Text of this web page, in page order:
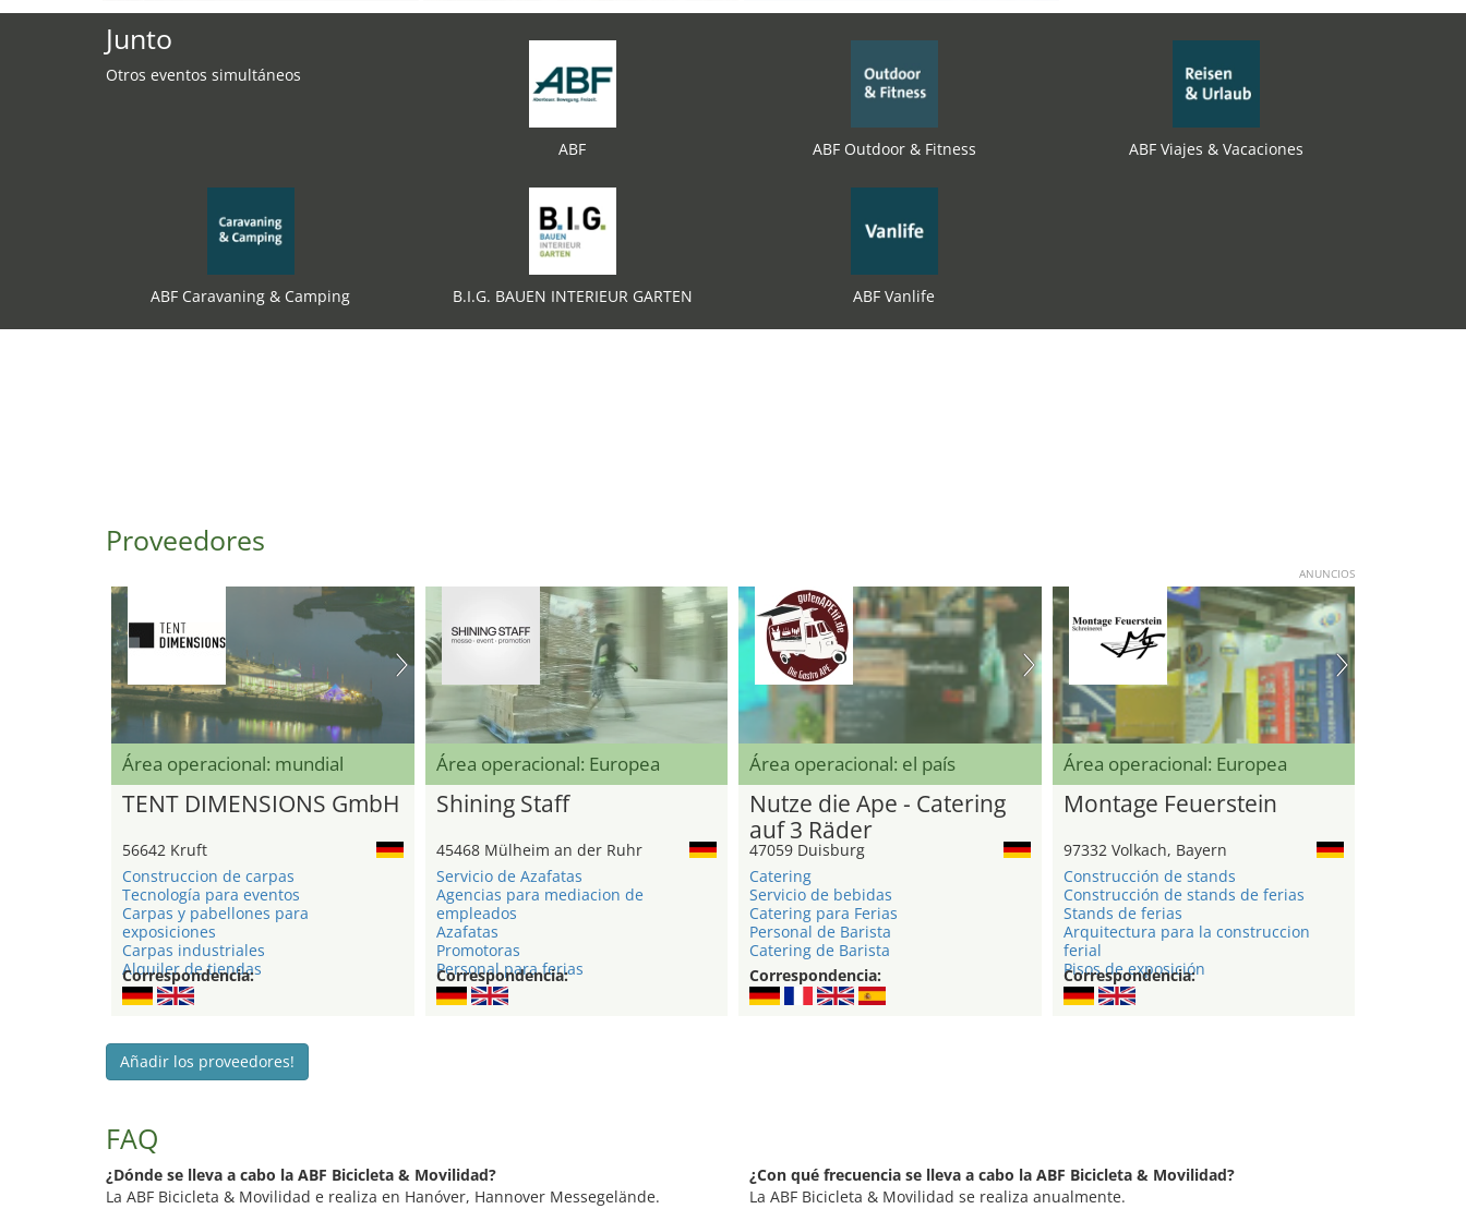
Junto
Otros eventos simultáneos
ABF ABF Outdoor & Fitness ABF Viajes & Vacaciones
ABF Caravaning & Camping B.I.G. BAUEN INTERIEUR GARTEN ABF Vanlife
Proveedores
ANUNCIOS
Área operacional: mundial
TENT DIMENSIONS GmbH
56642 Kruft
Construccion de carpas
Tecnología para eventos
Carpas y pabellones para
exposiciones
Carpas industriales
Alquiler de tiendas
Correspondencia:
Área operacional: Europea
Shining Staff
45468 Mülheim an der Ruhr
Servicio de Azafatas
Agencias para mediacion de
empleados
Azafatas
Promotoras
Personal para ferias
Correspondencia:
Área operacional: el país
Nutze die Ape - Catering
auf 3 Räder
47059 Duisburg
Catering
Servicio de bebidas
Catering para Ferias
Personal de Barista
Catering de Barista
Correspondencia:
Área operacional: Europea
Montage Feuerstein
97332 Volkach, Bayern
Construcción de stands
Construcción de stands de ferias
Stands de ferias
Arquitectura para la construccion
ferial
Pisos de exposición
Correspondencia:
Añadir los proveedores!
FAQ
¿Dónde se lleva a cabo la ABF Bicicleta & Movilidad?
La ABF Bicicleta & Movilidad e realiza en Hanóver, Hannover Messegelände.
¿Con qué frecuencia se lleva a cabo la ABF Bicicleta & Movilidad?
La ABF Bicicleta & Movilidad se realiza anualmente.